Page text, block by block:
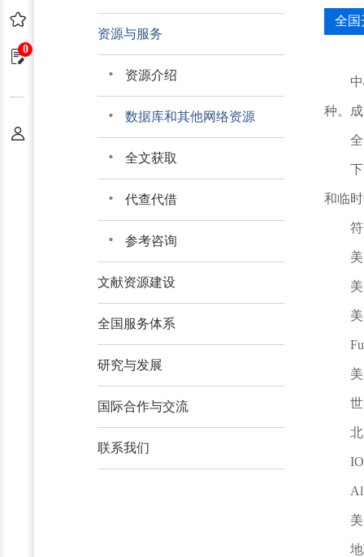
0
资源与服务
资源介绍
数据库和其他网络资源
全文获取
代查代借
参考咨询
文献资源建设
全国服务体系
研究与发展
国际合作与交流
联系我们
全国
种。
和临